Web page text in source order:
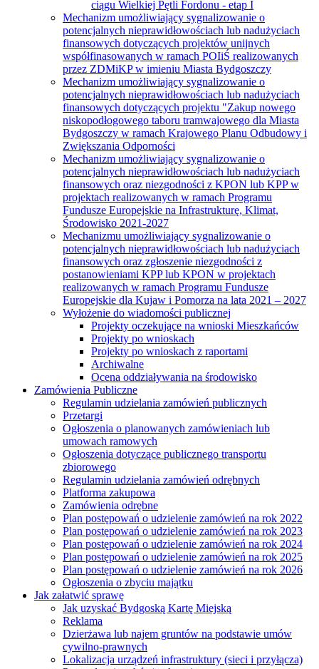
ciągu Wielkiej Pętli Fordonu - etap I
Mechanizm umożliwiający sygnalizowanie o
potencjalnych nieprawidłowościach lub nadużyciach
finansowych dotyczących projektów unijnych
współfinasowanych w ramach POIiŚ realizowanych
przez ZDMiKP w imieniu Miasta Bydgoszczy
Mechanizm umożliwiający sygnalizowanie o
potencjalnych nieprawidłowościach lub nadużyciach
finansowych dotyczących projektu "Zakup nowego
niskopodłogowego taboru tramwajowego dla Miasta
Bydgoszczy w ramach Krajowego Planu Odbudowy i
Zwiększania Odporności
Mechanizm umożliwiający sygnalizowanie o
potencjalnych nieprawidłowościach lub nadużyciach
finansowych oraz niezgodności z KPON lub KPP w
projektach realizowanych w ramach Programu
Fundusze Europejskie na Infrastrukturę, Klimat,
Środowisko 2021-2027
Mechanizmu umożliwiający sygnalizowanie o
potencjalnych nieprawidłowościach lub nadużyciach
finansowych oraz zgłoszenie niezgodności z
postanowieniami KPP lub KPON w projektach
realizowanych w ramach Programu Fundusze
Europejskie dla Kujaw i Pomorza na lata 2021 – 2027
Wyłożenie do wiadomości publicznej
Projekty oczekujące na wnioski Mieszkańców
Projekty po wnioskach
Projekty po wnioskach z raportami
Archiwalne
Ocena oddziaływania na środowisko
Zamówienia Publiczne
Regulamin udzielania zamówień publicznych
Przetargi
Ogłoszenia o planowanych zamówieniach lub
umowach ramowych
Ogłoszenia dotyczące publicznego transportu
zbiorowego
Regulamin udzielania zamówień odrębnych
Platforma zakupowa
Zamówienia odrębne
Plan postępowań o udzielenie zamówień na rok 2022
Plan postępowań o udzielenie zamówień na rok 2023
Plan postępowań o udzielenie zamówień na rok 2024
Plan postępowań o udzielenie zamówień na rok 2025
Plan postępowań o udzielenie zamówień na rok 2026
Ogłoszenia o zbyciu majątku
Jak załatwić sprawę
Jak uzyskać Bydgoską Kartę Miejską
Reklama
Dzierżawa lub najem gruntów na podstawie umów
cywilno-prawnych
Lokalizacja urządzeń infrastruktury (sieci i przyłącza)